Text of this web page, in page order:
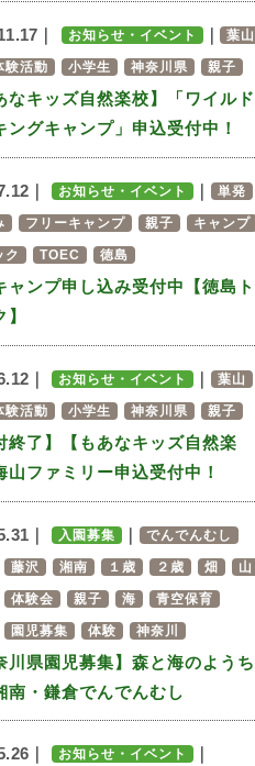
｜ お知らせ・イベント ｜ 葉山
験活動 小学生 神奈川県 親子
なキッズ自然楽校】「ワイルド
ングキャンプ」申込受付中！
｜ お知らせ・イベント 単発
フリーキャンプ 親子 キャンプ
ク TOEC 徳島
ャンプ申し込み受付中【徳島ト
｜ お知らせ・イベント 葉山
験活動 小学生 神奈川県 親子
終了】【もあなキッズ自然楽
山ファミリー申込受付中！
｜ 入園募集 でんでんむし
藤沢 湘南 １歳 ２歳 畑 山
体験会 親子 海 青空保育
園児募集 体験 神奈川
川県園児募集】森と海のようち
南・鎌倉でんでんむし
｜ お知らせ・イベント